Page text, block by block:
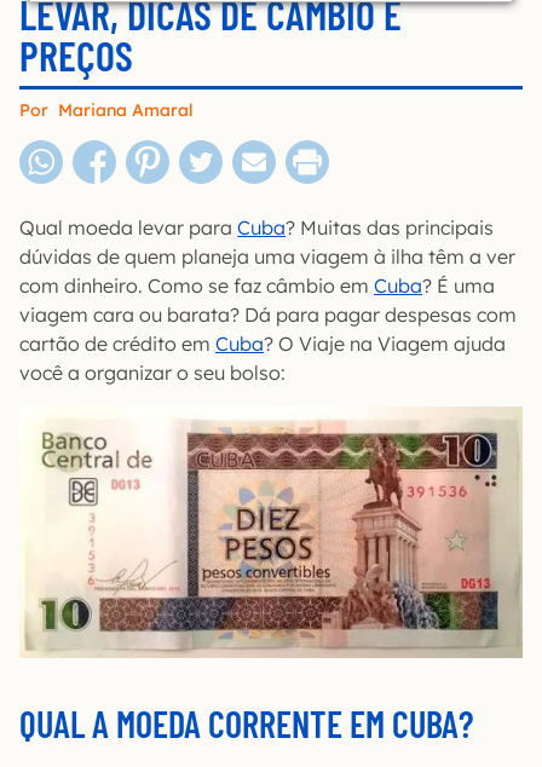
LEVAR, DICAS DE CÂMBIO E
PREÇOS
Por Mariana Amaral
Qual moeda levar para Cuba? Muitas das principais
dúvidas de quem planeja uma viagem à ilha têm a ver
com dinheiro. Como se faz câmbio em Cuba? É uma
viagem cara ou barata? Dá para pagar despesas com
cartão de crédito em Cuba? O Viaje na Viagem ajuda
você a organizar o seu bolso:
QUAL A MOEDA CORRENTE EM CUBA?